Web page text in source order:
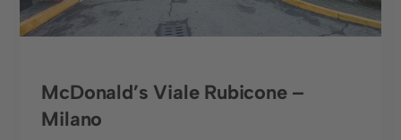
McDonald’s Viale Rubicone –
Milano